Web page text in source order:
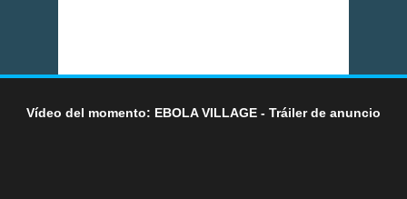
Vídeo del momento: EBOLA VILLAGE - Tráiler de anuncio